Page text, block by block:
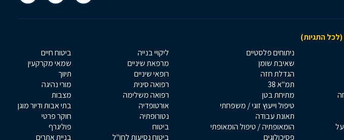
(לכל התגיות)
ניתוחים פלסטיים
שאיבת שומן
הגדלת חזה
תמ"א 38
מתיחת בטן
טיפול וייעוץ זוגי / משפחתי
תאונת עבודה
הומאופתיה / טיפול הומאופתי
פסיכולוגים
ליקויי בנייה
מרפאת שיניים
רופאי שיניים
רפואה סינית
רפואה משלימה
אורטופדיה
נטורופתיה
ביטוח
ביטוח נסיעות לחו"ל
ביטוח חיים
שמאי מקרקעין
תיווך
מורי נהיגה
מצבות
בתי אבות ודיור מוגן
חוקר פרטי
פוליגרף
בניית אתרים